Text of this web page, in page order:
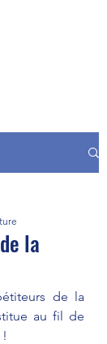
la
de la
au fil de